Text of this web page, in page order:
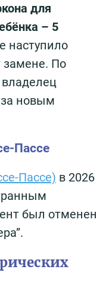
для
– 5
наступило
замене. По
владелец
новым
Пассе
Пассе) в 2026
был отменен